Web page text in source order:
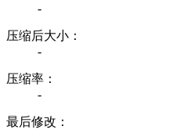
-
压缩后大小：
-
压缩率：
-
最后修改：